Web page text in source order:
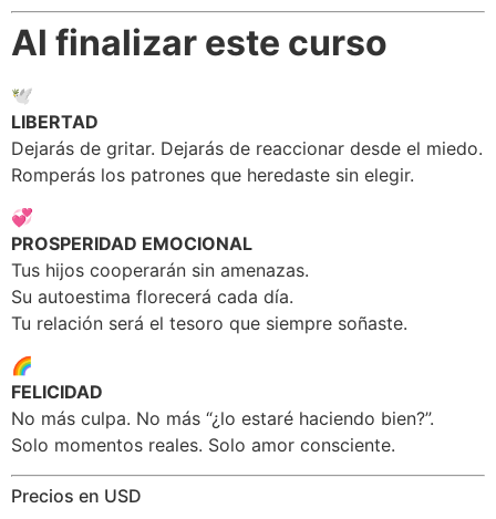
Al finalizar este curso
🕊️
LIBERTAD
Dejarás de gritar. Dejarás de reaccionar desde el miedo.
Romperás los patrones que heredaste sin elegir.
💞
PROSPERIDAD EMOCIONAL
Tus hijos cooperarán sin amenazas.
Su autoestima florecerá cada día.
Tu relación será el tesoro que siempre soñaste.
🌈
FELICIDAD
No más culpa. No más “¿lo estaré haciendo bien?”.
Solo momentos reales. Solo amor consciente.
Precios en USD